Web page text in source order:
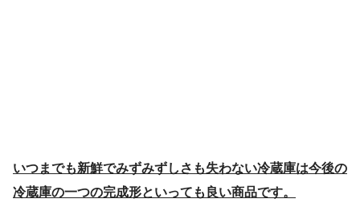
いつまでも新鮮でみずみずしさも失わない冷蔵庫は今後の
冷蔵庫の一つの完成形といっても良い商品です。